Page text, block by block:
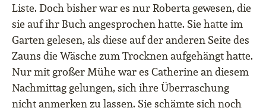
Liste. Doch bisher war es nur Roberta gewesen, die
sie auf ihr Buch angesprochen hatte. Sie hatte im
Garten gelesen, als diese auf der anderen Seite des
Zauns die Wäsche zum Trocknen aufgehängt hatte.
Nur mit großer Mühe war es Catherine an diesem
Nachmittag gelungen, sich ihre Überraschung
nicht anmerken zu lassen. Sie schämte sich noch